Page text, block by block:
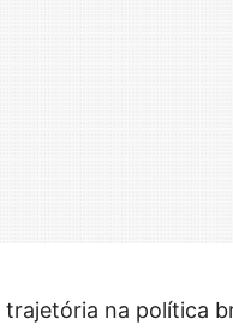
na política